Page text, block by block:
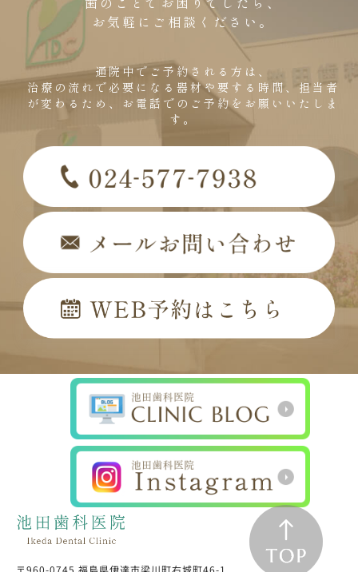
お気軽にご相談ください。
通院中でご予約される方は、
治療の流れで必要になる器材や要する時間、担当者
が変わるため、お電話でのご予約をお願いいたしま
す。
〒960-0745 福島県伊達市梁川町右城町46-1